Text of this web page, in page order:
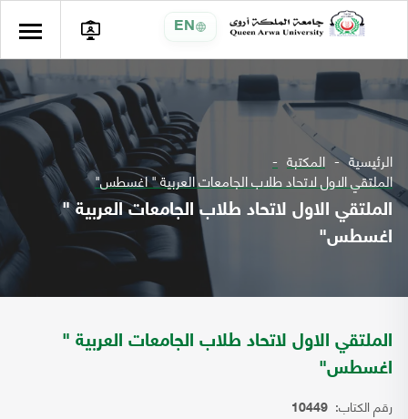
EN
الرئيسية المكتبة
الملتقي الاول لاتحاد طلاب الجامعات العربية " اغسطس"
الملتقي الاول لاتحاد طلاب الجامعات العربية "
اغسطس"
الملتقي الاول لاتحاد طلاب الجامعات العربية "
اغسطس"
رقم الكتاب: 10449